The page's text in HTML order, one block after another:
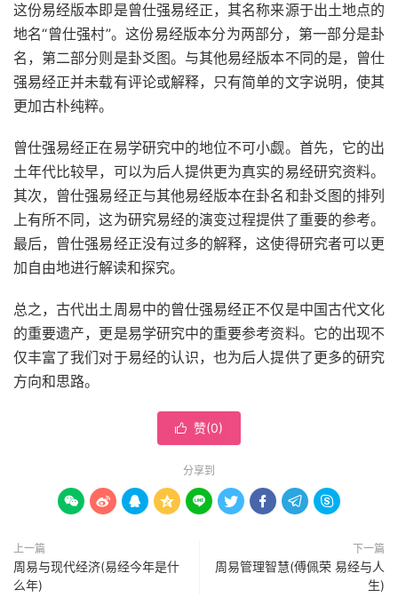
这份易经版本即是曾仕强易经正，其名称来源于出土地点的
地名“曾仕强村”。这份易经版本分为两部分，第一部分是卦
名，第二部分则是卦爻图。与其他易经版本不同的是，曾仕
强易经正并未载有评论或解释，只有简单的文字说明，使其
更加古朴纯粹。
曾仕强易经正在易学研究中的地位不可小觑。首先，它的出
土年代比较早，可以为后人提供更为真实的易经研究资料。
其次，曾仕强易经正与其他易经版本在卦名和卦爻图的排列
上有所不同，这为研究易经的演变过程提供了重要的参考。
最后，曾仕强易经正没有过多的解释，这使得研究者可以更
加自由地进行解读和探究。
总之，古代出土周易中的曾仕强易经正不仅是中国古代文化
的重要遗产，更是易学研究中的重要参考资料。它的出现不
仅丰富了我们对于易经的认识，也为后人提供了更多的研究
方向和思路。
 赞(0)
分享到
        
上一篇
周易与现代经济(易经今年是什
么年)
下一篇
周易管理智慧(傅佩荣 易经与人
生)